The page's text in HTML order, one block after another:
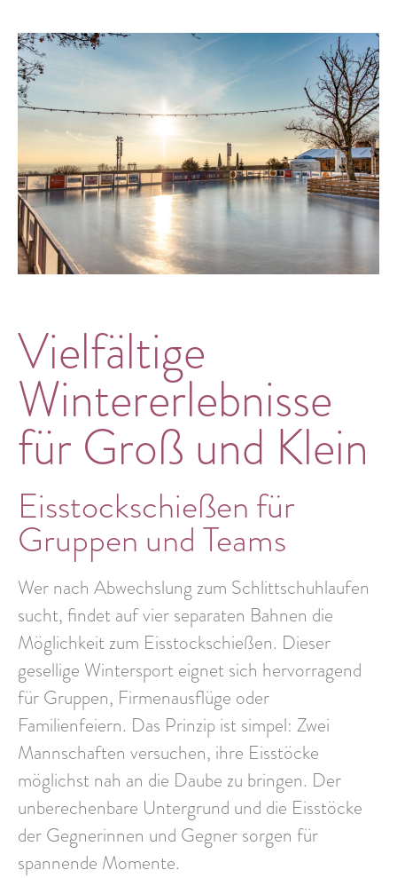
Vielfältige
Wintererlebnisse
für Groß und Klein
Eisstockschießen für
Gruppen und Teams
Wer nach Abwechslung zum Schlittschuhlaufen
sucht, findet auf vier separaten Bahnen die
Möglichkeit zum Eisstockschießen. Dieser
gesellige Wintersport eignet sich hervorragend
für Gruppen, Firmenausflüge oder
Familienfeiern. Das Prinzip ist simpel: Zwei
Mannschaften versuchen, ihre Eisstöcke
möglichst nah an die Daube zu bringen. Der
unberechenbare Untergrund und die Eisstöcke
der Gegnerinnen und Gegner sorgen für
spannende Momente.